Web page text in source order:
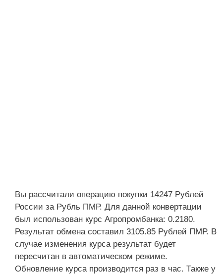
Вы рассчитали операцию покупки 14247 Рублей
России за Рубль ПМР. Для данной конвертации
был использован курс Агропромбанка: 0.2180.
Результат обмена составил 3105.85 Рублей ПМР. В
случае изменения курса результат будет
пересчитан в автоматическом режиме.
Обновление курса производится раз в час. Также у